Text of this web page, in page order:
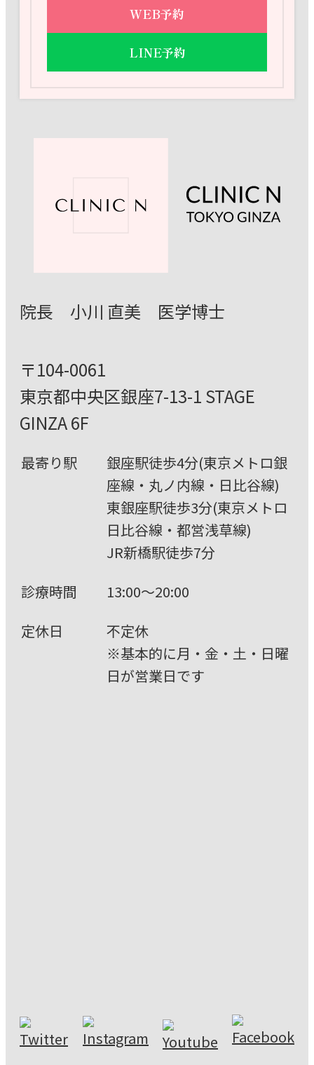
WEB予約
LINE予約
院⻑ ⼩川 直美 医学博⼠
〒104-0061
東京都中央区銀座7-13-1 STAGE
GINZA 6F
最寄り駅
銀座駅徒歩4分(東京メトロ銀
座線・丸ノ内線・⽇⽐⾕線)
東銀座駅徒歩3分(東京メトロ
⽇⽐⾕線・都営浅草線)
JR新橋駅徒歩7分
診療時間
13:00〜20:00
定休⽇
不定休
※基本的に⽉・⾦・⼟・⽇曜
⽇が営業⽇です